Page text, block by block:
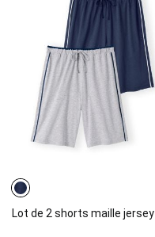
Lot de 2 shorts maille jersey